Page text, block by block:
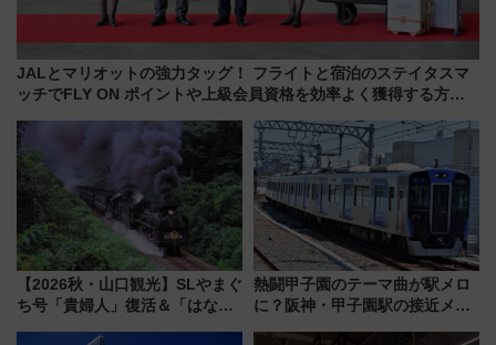
JALとマリオットの強力タッグ！ フライトと宿泊のステイタスマ
ッチでFLY ON ポイントや上級会員資格を効率よく獲得する方法
【2026秋・山口観光】SLやまぐ
ち号「貴婦人」復活＆「はなあ
熱闘甲子園のテーマ曲が駅メロ
に？阪神・甲子園駅の接近メロ